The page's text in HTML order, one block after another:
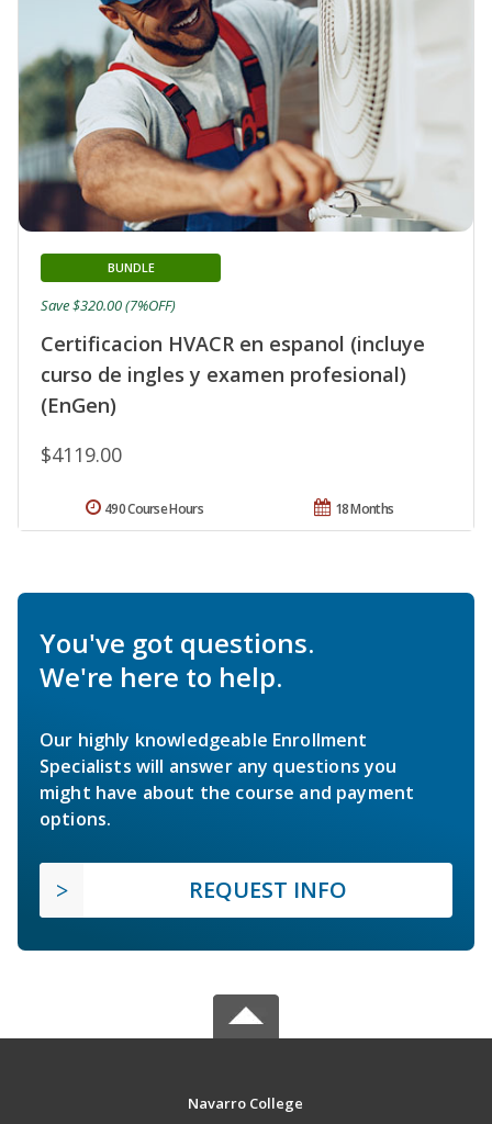
Certificacion HVACR en espanol (incluye
curso de ingles y examen profesional)
(EnGen)
BUNDLE
$4119.00
Save $320.00 (7%OFF)
18 Months
490 Course Hours
You've got questions.
We're here to help.
Our highly knowledgeable Enrollment
Specialists will answer any questions you
might have about the course and payment
options.
REQUEST INFO
Navarro College